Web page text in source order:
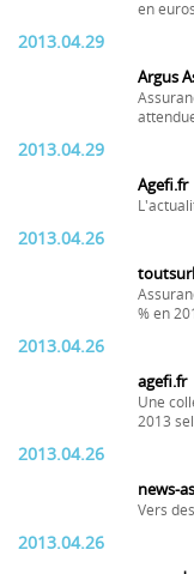
en
2013.04.29
Argus
2013.04.29
Agefi.fr
2013.04.26
% en
2013.04.26
agefi.fr
Une
2013
2013.04.26
news-
Vers
2013.04.26